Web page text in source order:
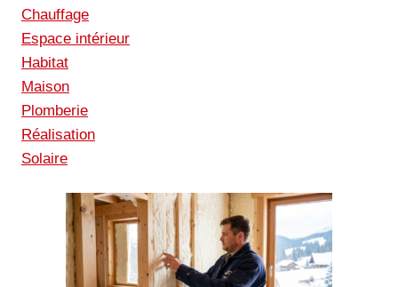
Chauffage
Espace intérieur
Habitat
Maison
Plomberie
Réalisation
Solaire